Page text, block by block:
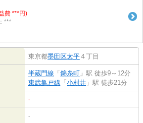
費 ***円)
***
東京都墨田区太平 ４丁目
半蔵門線 「 錦糸町 」駅 徒歩9～12分
東武亀戸線 「 小村井 」駅 徒歩21分
-
-